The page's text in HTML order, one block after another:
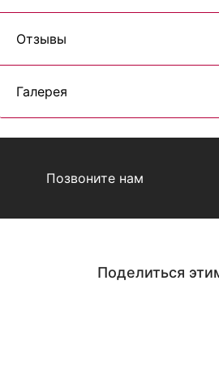
Отзывы
Галерея
Позвоните нам
Поделиться